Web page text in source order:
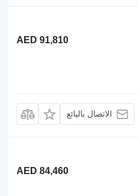
AED 91,810
الاتصال بالبائع
AED 84,460